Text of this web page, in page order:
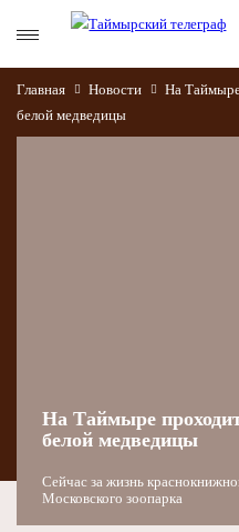
Главная Новости
На
белой медведицы
На Таймыре
белой медведицы
Сейчас за жизнь
Московского зоопарка